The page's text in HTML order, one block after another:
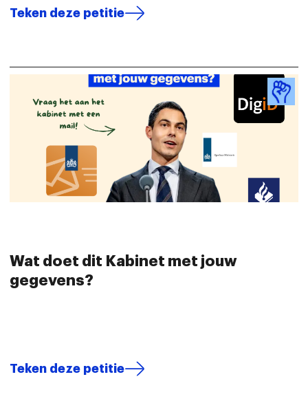
Teken deze petitie
Wat doet dit Kabinet met jouw
gegevens?
Teken deze petitie